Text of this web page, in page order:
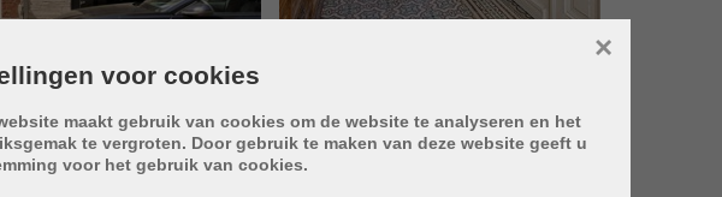
voor cookies
maakt gebruik van cookies om de website te analyseren en het
te vergroten. Door gebruik te maken van deze website geeft u
voor het gebruik van cookies.
×